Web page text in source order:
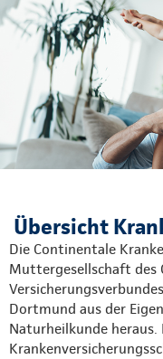
Übersicht
Die Continentale
Muttergesellschaft des
Dortmund aus der
Naturheilkunde heraus.